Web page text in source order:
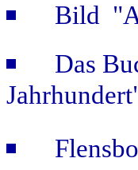
Bild
Das